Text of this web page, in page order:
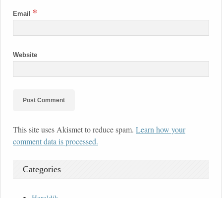
Email *
Website
This site uses Akismet to reduce spam. Learn how your
comment data is processed.
Categories